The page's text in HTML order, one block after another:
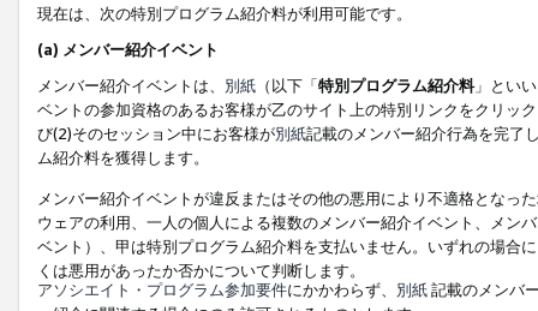
現在は、次の特別プログラム紹介料が利用可能です。
(a) メンバー紹介イベント
メンバー紹介イベントは、 別紙 （以下「特別プログラム紹介料」とい
ベントの参加資格のあるお客様が乙のサイト上の特別リンクをクリッ
び(2)そのセッション中にお客様が別紙記載のメンバー紹介行為を完了
ム紹介料を獲得します。
メンバー紹介イベントが違反またはその他の悪用により不適格となっ
ウェアの利用、一人の個人による複数のメンバー紹介イベント、メン
ベント）、甲は特別プログラム紹介料を支払いません。いずれの場合
くは悪用があったか否かについて判断します。
アソシエイト・プログラム参加要件にかかわらず、 別紙記載のメンバ